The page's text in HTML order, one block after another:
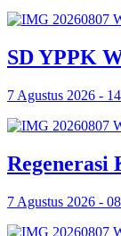
SD YPPK
7 Agustus 2026 -
Regenerasi
7 Agustus 2026 -